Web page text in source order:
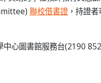
聯校借書證，持證者
心圖書館服務台(2190